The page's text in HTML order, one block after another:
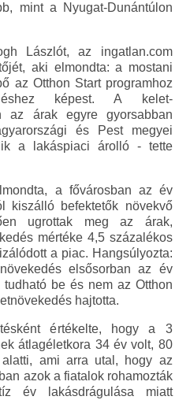
mint a Nyugat-Dunántúlon
Lászlót, az ingatlan.com
aki elmondta: a mostani
az Otthon Start programhoz
képest. A kelet-
az árak egyre gyorsabban
és Pest megyei
a lakáspiaci árolló - tette
a fővárosban az év
kiszálló befektetők növekvő
ugrottak meg az árak,
mértéke 4,5 százalékos
a piac. Hangsúlyozta:
elsősorban az év
be és nem az Otthon
hajtotta.
értékelte, hogy a 3
átlagéletkora 34 év volt, 80
ami arra utal, hogy az
azok a fiatalok rohamozták
év lakásdrágulása miatt